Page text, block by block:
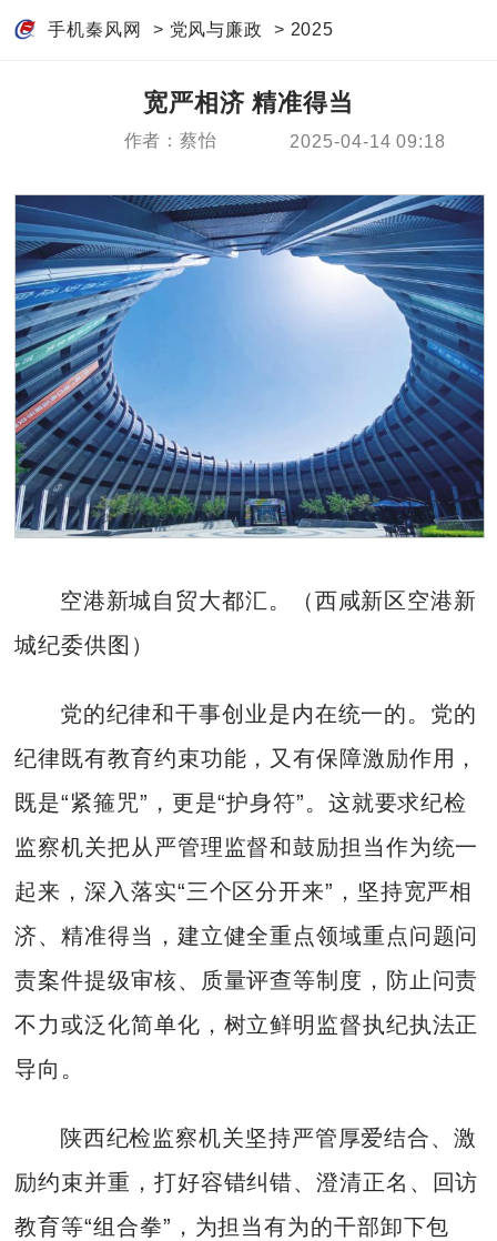
手机秦风网 > 党风与廉政 > 2025
宽严相济 精准得当
作者：蔡怡 2025-04-14 09:18
空港新城自贸大都汇。（西咸新区空港新
城纪委供图）
党的纪律和干事创业是内在统一的。党的
纪律既有教育约束功能，又有保障激励作用，
既是“紧箍咒”，更是“护身符”。这就要求纪检
监察机关把从严管理监督和鼓励担当作为统一
起来，深入落实“三个区分开来”，坚持宽严相
济、精准得当，建立健全重点领域重点问题问
责案件提级审核、质量评查等制度，防止问责
不力或泛化简单化，树立鲜明监督执纪执法正
导向。
陕西纪检监察机关坚持严管厚爱结合、激
励约束并重，打好容错纠错、澄清正名、回访
教育等“组合拳”，为担当有为的干部卸下包